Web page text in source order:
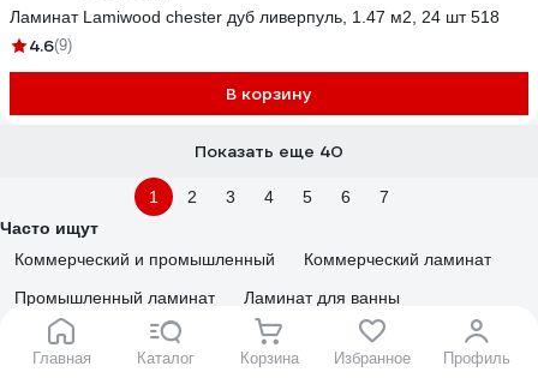
Главная Каталог Корзина Избранное Профиль
Ламинат Lamiwood chester дуб ливерпуль, 1.47 м2, 24 шт 518
4.6(9)
В корзину
Показать еще 40
1 2 3 4 5 6
7
Часто ищут
Коммерческий и промышленный
Коммерческий ламинат
Промышленный ламинат
Ламинат для ванны
Ламинат для детской
Ламинат в зал
33 класс